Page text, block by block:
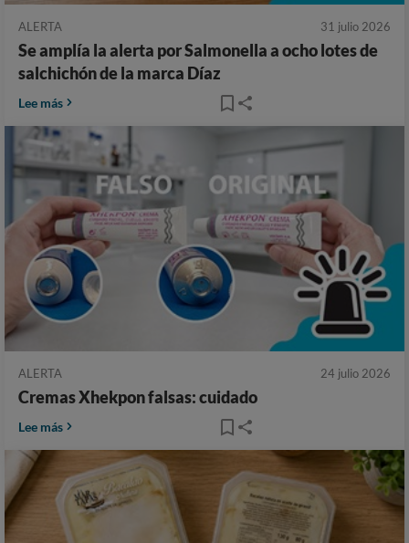
ALERTA 31 julio 2026
Se amplía la alerta por Salmonella a ocho lotes de
salchichón de la marca Díaz
Lee más
ALERTA 24 julio 2026
Cremas Xhekpon falsas: cuidado
Lee más